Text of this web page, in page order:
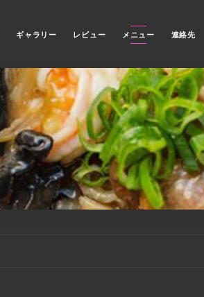
ギャラリー レビュー メニュー 連絡先